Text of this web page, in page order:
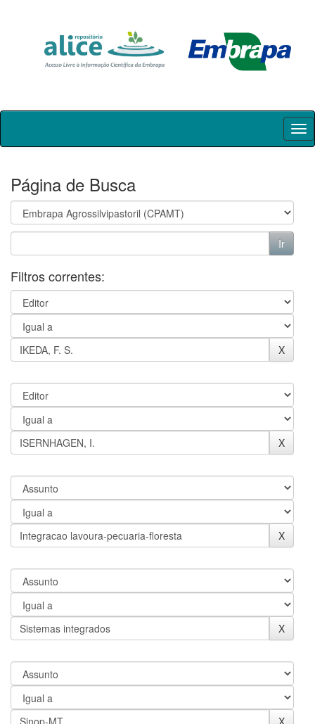
Skip
Página de Busca
Filtros correntes: